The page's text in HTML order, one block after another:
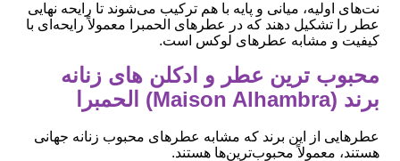
نت‌های اولیه، میانی و پایه با هم ترکیب می‌شوند تا رایحه نهایی
عطر را تشکیل دهند که در عطرهای الحمبرا معمولاً رایحه‌ای با
کیفیت و مشابه عطرهای لوکس است.
محبوب ‌ترین عطر و ادکلن های زنانه
برند (Maison Alhambra) الحمبرا
عطرهایی از این برند که مشابه عطرهای محبوب زنانه جهانی
هستند، معمولاً محبوب‌ترین‌ها هستند.